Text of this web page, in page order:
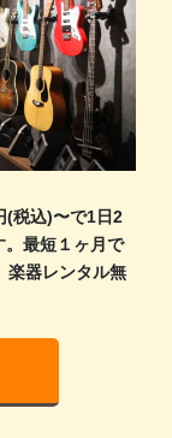
(税込)〜で1日2
。最短１ヶ月で
楽器レンタル無